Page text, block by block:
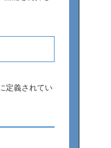
定義されてい